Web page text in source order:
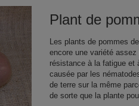
Plant de
Les plants de pommes
encore une variété
résistance à la fatigue et
causée par les
de terre sur la même
de sorte que la plante